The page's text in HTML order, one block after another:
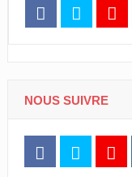
NOUS SUIVRE